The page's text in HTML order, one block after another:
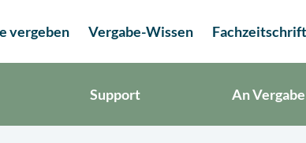
vergeben Vergabe-Wissen
Support An